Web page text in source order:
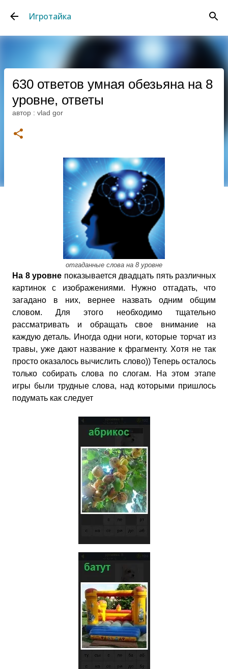
Игротайка
630 ответов умная обезьяна на 8
уровне, ответы
автор : vlad gor
отгаданные слова на 8 уровне
На 8 уровне показывается двадцать пять различных
картинок с изображениями. Нужно отгадать, что
загадано в них, вернее назвать одним общим
словом. Для этого необходимо тщательно
рассматривать и обращать свое внимание на
каждую деталь. Иногда одни ноги, которые торчат из
травы, уже дают название к фрагменту. Хотя не так
просто оказалось вычислить слово)) Теперь осталось
только собирать слова по слогам. На этом этапе
игры были трудные слова, над которыми пришлось
подумать как следует